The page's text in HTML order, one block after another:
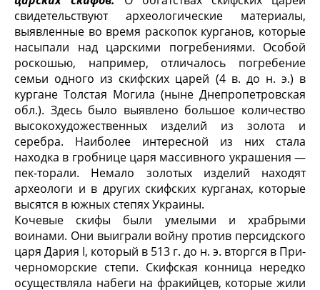
свидетельствуют археологические материалы,
выявленные во время раскопок курганов, которые
насыпали над царскими погребениями. Особой
роскошью, например, отлича­лось погребение
семьи одного из скифских царей (4 в. до н. э.) в
кургане Толстая Могила (ныне Днепропетровская
обл.). Здесь было выявлено большое количество
высокохудожественных изделий из золота и
серебра. Наиболее ин­тересной из них стала
находка в гробнице царя массивного украшения —
пек-торали. Немало золотых изделий находят
археологи и в других скифских курга­нах, которые
высятся в южных степях Украины.
Кочевые скифы были умелыми и храбрыми
воинами. Они выиграли войну против персидского
царя Дария I, который в 513 г. до н. э. вторгся в При-
черноморские степи. Скифская конница нередко
осуществляла набеги на фракийцев, которые жили